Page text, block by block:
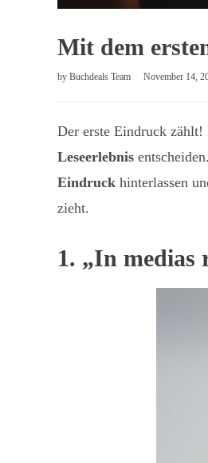
Mit dem
by Buchdeals Team November 14,
Der erste Eindruck
Leseerlebnis
Eindruck hinterlassen
zieht.
1. „In medias